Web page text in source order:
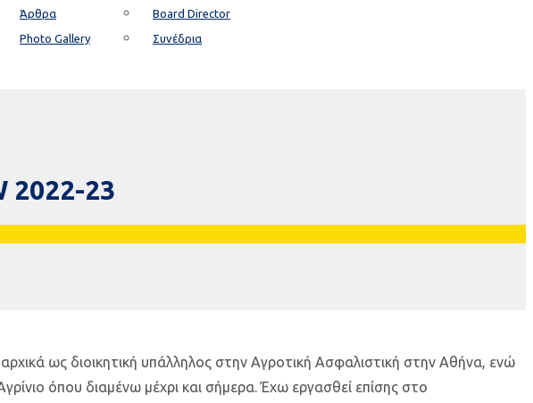
Άρθρα
Photo Gallery
Board Director
Συνέδρια
2022-23
ως διοικητική υπάλληλος στην Αγροτική Ασφαλιστική στην Αθήνα, ενώ
όπου διαμένω μέχρι και σήμερα. Έχω εργασθεί επίσης στο